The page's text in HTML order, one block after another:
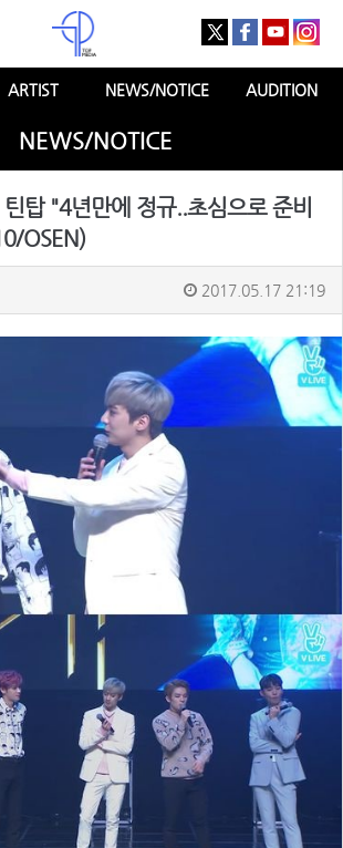
ARTIST NEWS/NOTICE AUDITION
NEWS/NOTICE
탑 "4년만에 정규..초심으로 준비
OSEN)
2017.05.17 21:19